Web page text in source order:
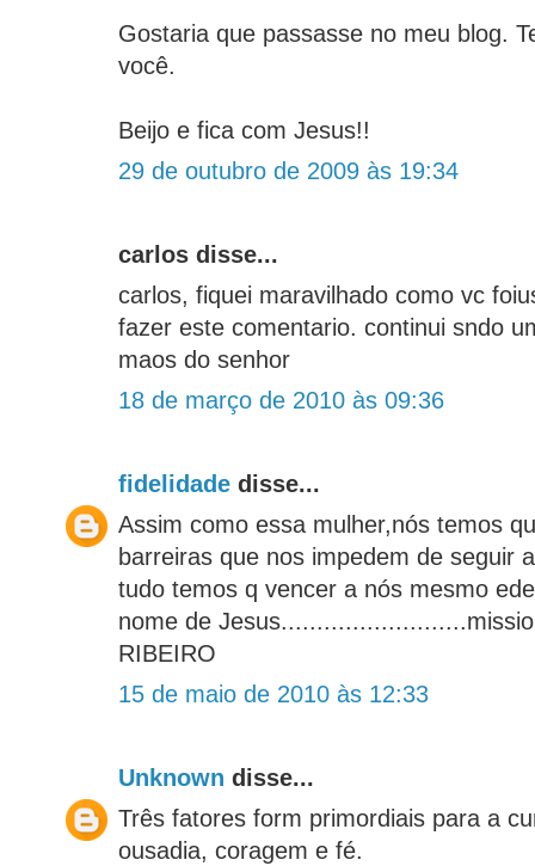
Gostaria que passasse no meu blog.
você.
Beijo e fica com Jesus!!
29 de outubro de 2009 às 19:34
carlos disse...
carlos, fiquei maravilhado como vc
fazer este comentario. continui sndo
maos do senhor
18 de março de 2010 às 09:36
fidelidade disse...
Assim como essa mulher,nós temos
barreiras que nos impedem de seguir
tudo temos q vencer a nós mesmo
nome de
RIBEIRO
15 de maio de 2010 às 12:33
Unknown disse...
Três fatores form primordiais para a
ousadia, coragem e fé.